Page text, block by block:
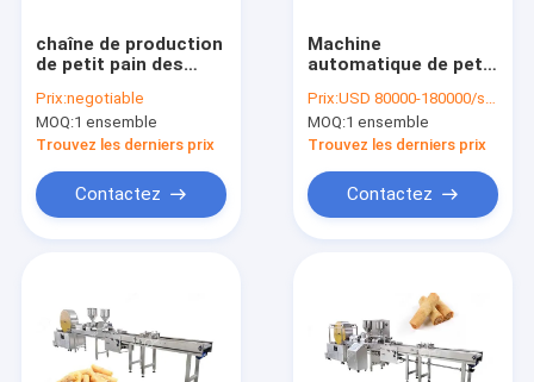
A propos de nous
chaîne de production
de petit pain des
machine de fabricant
de petit pain de
ressort
Prix:negotiable
MOQ:1 ensemble
Trouvez les derniers prix
Contactez
Machine
automatique de petit
ressort|Chaîne de
fabrication
4000pcs/h de Sigara
Prix:USD 80000-180000/set
MOQ:1 ensemble
Trouvez les derniers prix
Contactez